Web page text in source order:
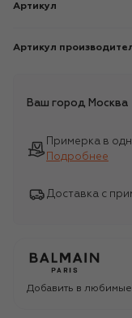
Артикул
Артикул
Ваш город Москва
Примерка в
Подробнее
Доставка с
Добавить в